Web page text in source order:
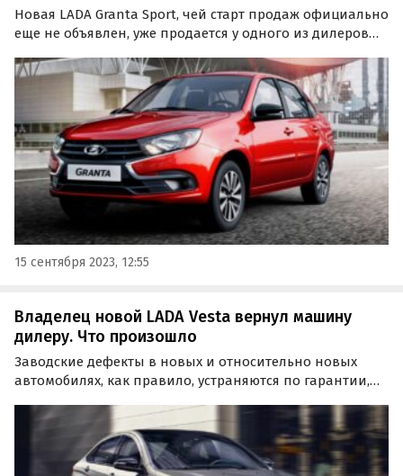
Новая LADA Granta Sport, чей старт продаж официально
еще не объявлен, уже продается у одного из дилеров
«допов» оценил ее в 1 289 900 рублей, сообщают
«Автоновости дня».
15 сентября 2023, 12:55
Владелец новой LADA Vesta вернул машину
дилеру. Что произошло
Заводские дефекты в новых и относительно новых
автомобилях, как правило, устраняются по гарантии,
критичны, что машину приходится сдавать обратно